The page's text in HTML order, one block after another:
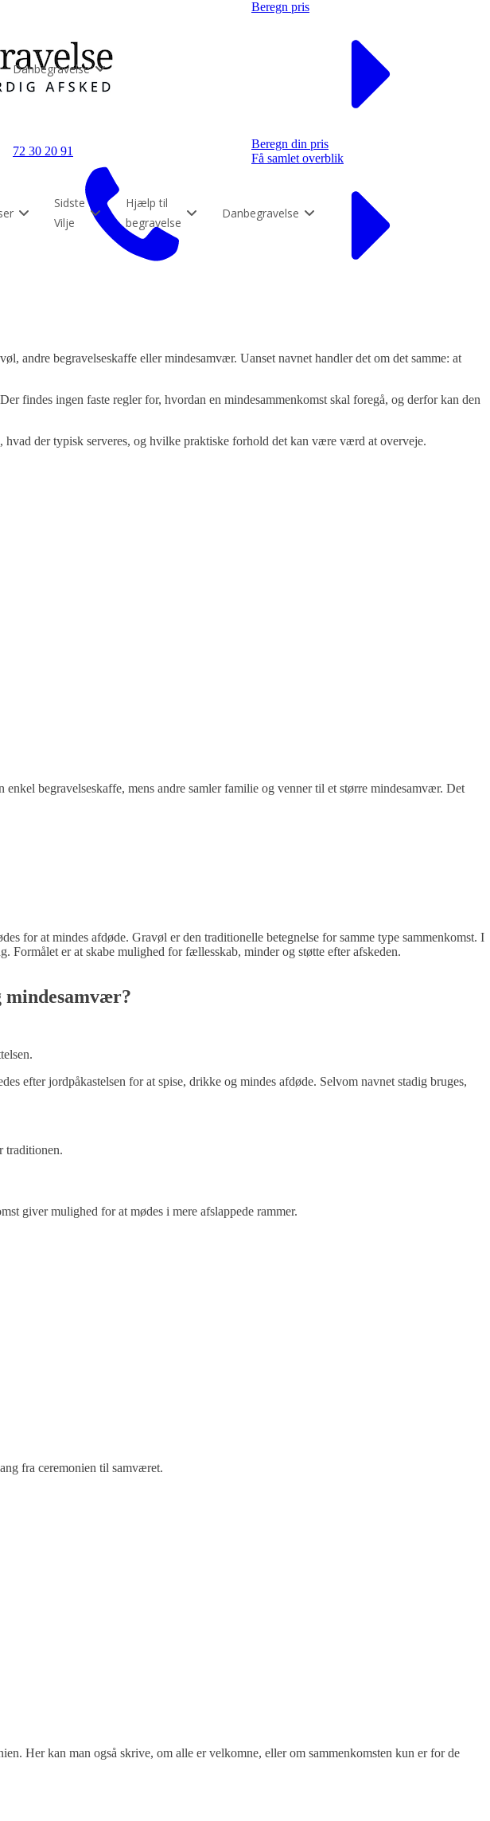
Danbegravelse
Beregn pris
Sidste
Vilje
Hjælp til
begravelse
Danbegravelse
72 30 20 91
Beregn din pris
Få samlet overblik
andre begravelseskaffe eller mindesamvær. Uanset navnet handler det om det samme: at
findes ingen faste regler for, hvordan en mindesammenkomst skal foregå, og derfor kan den
der typisk serveres, og hvilke praktiske forhold det kan være værd at overveje.
begravelseskaffe, mens andre samler familie og venner til et større mindesamvær. Det
for at mindes afdøde. Gravøl er den traditionelle betegnelse for samme type sammenkomst. I
Formålet er at skabe mulighed for fællesskab, minder og støtte efter afskeden.
mindesamvær?
efter jordpåkastelsen for at spise, drikke og mindes afdøde. Selvom navnet stadig bruges,
traditionen.
giver mulighed for at mødes i mere afslappede rammer.
fra ceremonien til samværet.
Her kan man også skrive, om alle er velkomne, eller om sammenkomsten kun er for de